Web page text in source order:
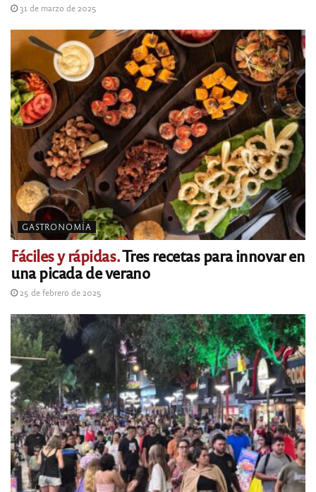
31 de marzo de 2025
GASTRONOMÍA
Fáciles y rápidas.Tres recetas para innovar en
una picada de verano
25 de febrero de 2025